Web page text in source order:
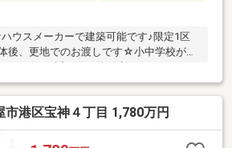
ウスメーカーで建築可能です♪限定1区
、更地でのお渡しです☆小中学校が徒
ンビニが近く買い物便利♪
市港区宝神４丁目 1,780万円